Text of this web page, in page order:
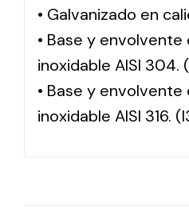
• Galvanizado en
• Base y envolvente
inoxidable AISI 304.
• Base y envolvente
inoxidable AISI 316.